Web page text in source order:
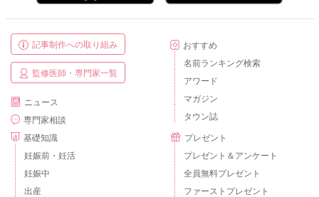
記事制作への取り組み
監修医師・専門家一覧
ニュース
専門家相談
基礎知識
妊娠前・妊活
妊娠中
出産
おすすめ
名前ランキング検索
アワード
マガジン
タウン誌
プレゼント
プレゼント＆アンケート
全員無料プレゼント
ファーストプレゼント